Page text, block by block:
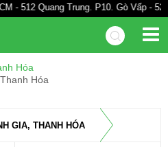
Trung. P10. Gò Vấp - 528A Trường
Hóa
Hóa
GIA, THANH HÓA